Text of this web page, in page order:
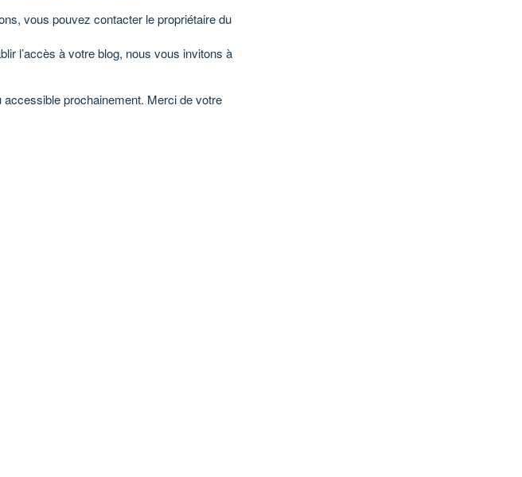
vous pouvez contacter le propriétaire du
l’accès à votre blog, nous vous invitons à
prochainement. Merci de votre